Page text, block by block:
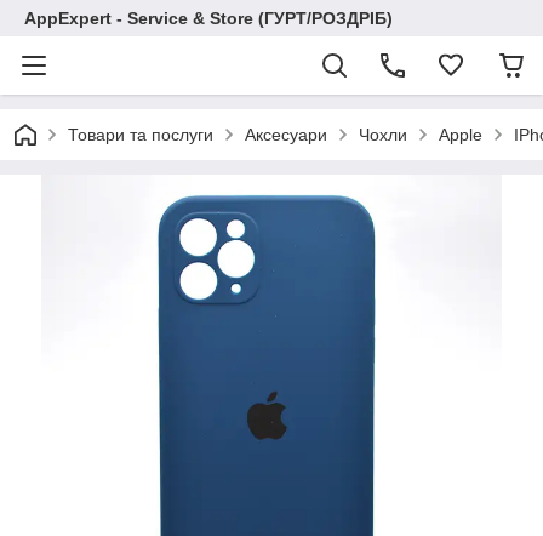
AppExpert - Service & Store (ГУРТ/РОЗДРІБ)
Товари та послуги Аксесуари Чохли Apple